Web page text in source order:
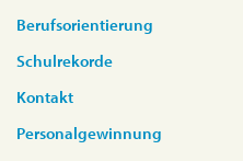
Berufsorientierung
Schulrekorde
Kontakt
Personalgewinnung